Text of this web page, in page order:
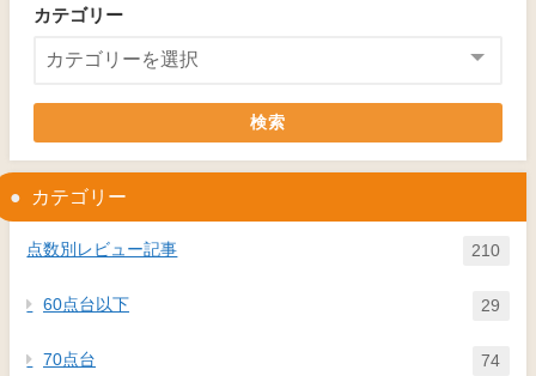
カテゴリー
検索
カテゴリー
点数別レビュー記事 210
60点台以下 29
70点台 74